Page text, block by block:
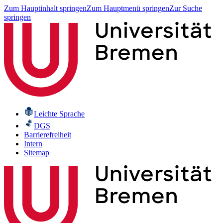
Zum Hauptinhalt springenZum Hauptmenü springenZur Suche
springen
Leichte Sprache
DGS
Barrierefreiheit
Intern
Sitemap